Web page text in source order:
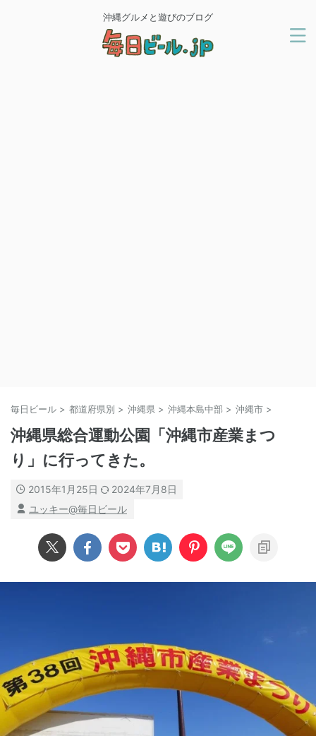
沖縄グルメと遊びのブログ
毎日ビール > 都道府県別 > 沖縄県 > 沖縄本島中部 > 沖縄市 >
沖縄県総合運動公園「沖縄市産業まつ
り」に行ってきた。
2015年1月25日
2024年7月8日
ユッキー@毎日ビール